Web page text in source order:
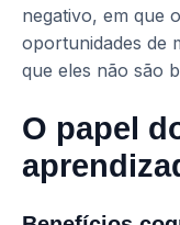
negativo, em que
oportunidades de
que eles não são
O papel